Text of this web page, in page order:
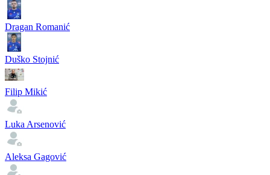
Dragan Romanić
Duško Stojnić
Filip Mikić
Luka Arsenović
Aleksa Gagović